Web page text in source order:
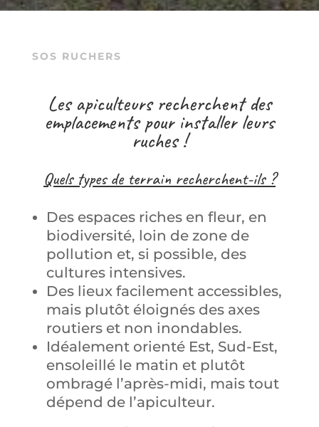
SOS RUCHERS
Les apiculteurs recherchent des
emplacements pour installer leurs
ruches !
Quels types de terrain recherchent-ils ?
Des espaces riches en fleur, en
biodiversité, loin de zone de
pollution et, si possible, des
cultures intensives.
Des lieux facilement accessibles,
mais plutôt éloignés des axes
routiers et non inondables.
Idéalement orienté Est, Sud-Est,
ensoleillé le matin et plutôt
ombragé l’après-midi, mais tout
dépend de l’apiculteur.